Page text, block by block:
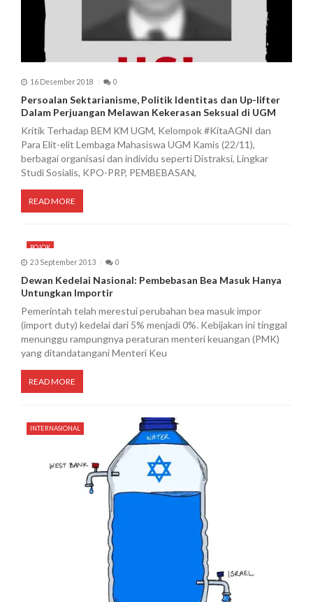
16 Desember 2018 0
Persoalan Sektarianisme, Politik Identitas dan Up-lifter
Dalam Perjuangan Melawan Kekerasan Seksual di UGM
Kritik Terhadap BEM KM UGM, Kelompok #KitaAGNI dan
Para Elit-elit Lembaga Mahasiswa UGM Kamis (22/11),
berbagai organisasi dan individu seperti Distraksi, Lingkar
Studi Sosialis, KPO-PRP, PEMBEBASAN,
READ MORE
POJOK
23 September 2013 0
Dewan Kedelai Nasional: Pembebasan Bea Masuk Hanya
Untungkan Importir
Pemerintah telah merestui perubahan bea masuk impor
(import duty) kedelai dari 5% menjadi 0%. Kebijakan ini tinggal
menunggu rampungnya peraturan menteri keuangan (PMK)
yang ditandatangani Menteri Keu
READ MORE
INTERNASIONAL